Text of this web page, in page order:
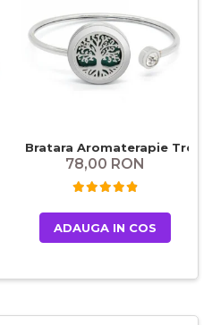
Bratara Aromaterapie Tree
78,00 RON
ADAUGA IN COS